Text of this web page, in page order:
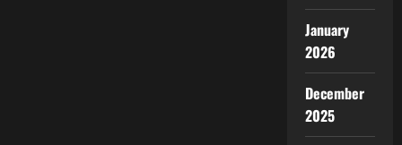
January
2026
December
2025